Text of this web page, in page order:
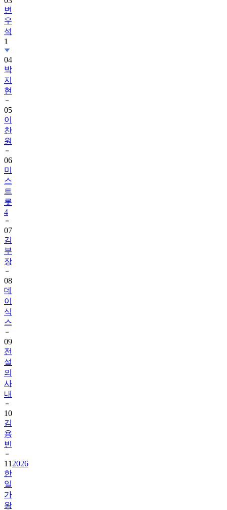
변
우
석
1
04
박
지
현
05
이
찬
원
06
미
스
트
롯
4
07
김
부
장
08
데
이
식
스
09
전
설
의
사
내
10
김
용
빈
11 2026
한
일
가
왕